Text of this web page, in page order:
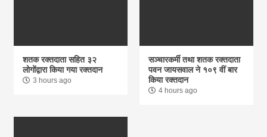
शतक रक्तदाता सहित ३२
लोगोंद्वारा किया गया रक्तदान
3 hours ago
सञ्चारकर्मी तथा शतक रक्तदाता
पवन जायसवाल ने १०९ वीं बार
किया रक्तदान
4 hours ago